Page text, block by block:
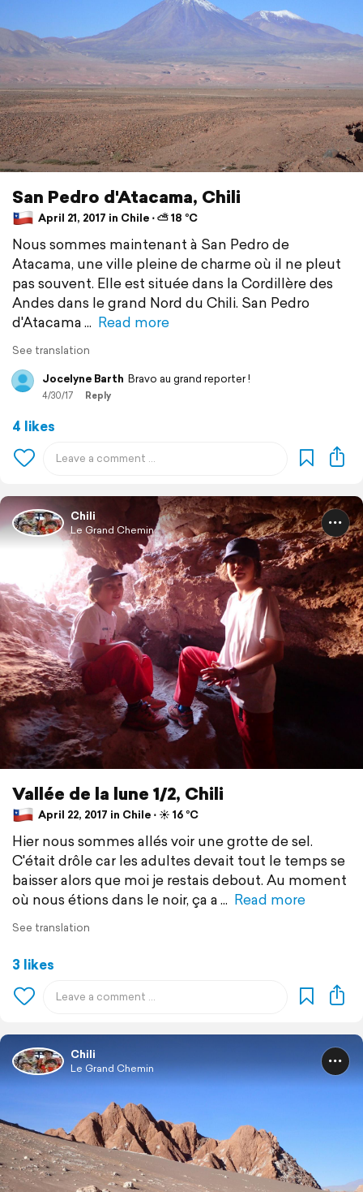
San Pedro d'Atacama, Chili
April 21, 2017 in Chile ⋅ ⛅ 18 °C
Nous sommes maintenant à San Pedro de
Atacama, une ville pleine de charme où il ne pleut
pas souvent. Elle est située dans la Cordillère des
Andes dans le grand Nord du Chili. San Pedro
d'Atacama
Read more
See translation
Jocelyne Barth Bravo au grand reporter !
4/30/17 Reply
4 likes
Chili
Le Grand Chemin
Vallée de la lune 1/2, Chili
April 22, 2017 in Chile ⋅ ☀️ 16 °C
Hier nous sommes allés voir une grotte de sel.
C'était drôle car les adultes devait tout le​ temps se
baisser alors que​ moi je restais debout. Au moment
où nous étions dans le noir, ça a
Read more
See translation
3 likes
Chili
Le Grand Chemin